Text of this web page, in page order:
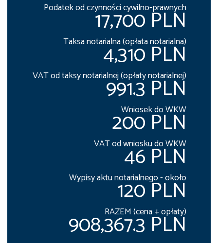
Podatek od czynności cywilno-prawnych
17,700 PLN
Taksa notarialna (opłata notarialna)
4,310 PLN
VAT od taksy notarialnej (opłaty notarialnej)
991.3 PLN
Wniosek do WKW
200 PLN
VAT od wniosku do WKW
46 PLN
Wypisy aktu notarialnego - około
120 PLN
RAZEM (cena + opłaty)
908,367.3 PLN